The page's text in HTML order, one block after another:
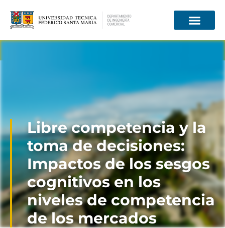
Libre competencia y la
toma de decisiones:
Impactos de los sesgos
cognitivos en los
niveles de competencia
de los mercados